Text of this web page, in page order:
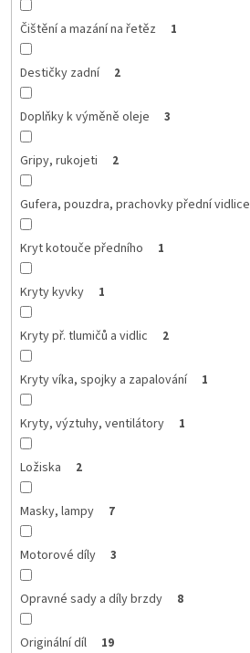
Čištění a mazání na řetěz 1
Destičky zadní 2
Doplňky k výměně oleje 3
Gripy, rukojeti 2
Gufera, pouzdra, prachovky přední vidlice
Kryt kotouče předního 1
Kryty kyvky 1
Kryty př. tlumičů a vidlic 2
Kryty víka, spojky a zapalování 1
Kryty, výztuhy, ventilátory 1
Ložiska 2
Masky, lampy 7
Motorové díly 3
Opravné sady a díly brzdy 8
Originální díl 19